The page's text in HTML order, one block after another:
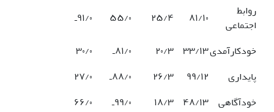
روابط
اجتماعی
۸۱/۱۰ ۲۵/۴ ۵۵/۰
۹۱/۰ـ
خودکارآمدی۳۳/۱۳ ۲۰/۳ ۸۱/۰ـ
۳۰/۰
پایداری
۹۹/۱۲ ۲۶/۳ ۸۸/۰ـ
۲۷/۰
خودآگاهی ۴۸/۱۳ ۱۸/۳ ۹۹/۰ـ
۶۶/۰